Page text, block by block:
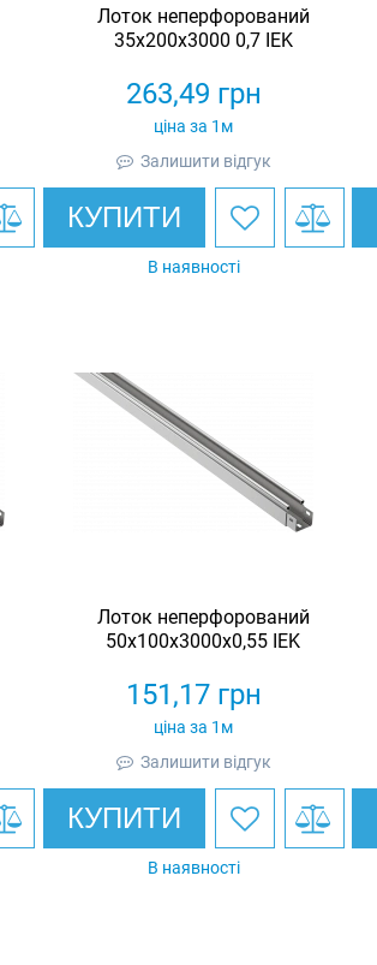
Лоток неперфорований
35х200х3000 0,7 IEK
263,49 грн
ціна за 1м
Залишити відгук
КУПИТИ
В наявності
Лоток неперфорований
50х100х3000х0,55 IEK
151,17грн
ціна за 1м
Залишити відгук
КУПИТИ
В наявності